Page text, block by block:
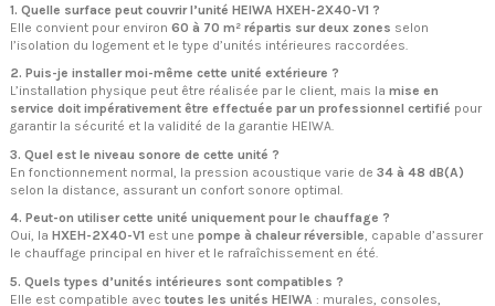
1. Quelle surface peut couvrir l’unité HEIWA HXEH-2X40-V1 ?
Elle convient pour environ 60 à 70 m² répartis sur deux zones selon
l’isolation du logement et le type d’unités intérieures raccordées.
2. Puis-je installer moi-même cette unité extérieure ?
L’installation physique peut être réalisée par le client, mais la mise en
service doit impérativement être effectuée par un professionnel certifié pour
garantir la sécurité et la validité de la garantie HEIWA.
3. Quel est le niveau sonore de cette unité ?
En fonctionnement normal, la pression acoustique varie de 34 à 48 dB(A)
selon la distance, assurant un confort sonore optimal.
4. Peut-on utiliser cette unité uniquement pour le chauffage ?
Oui, la HXEH-2X40-V1 est une pompe à chaleur réversible, capable d’assurer
le chauffage principal en hiver et le rafraîchissement en été.
5. Quels types d’unités intérieures sont compatibles ?
Elle est compatible avec toutes les unités HEIWA : murales, consoles,